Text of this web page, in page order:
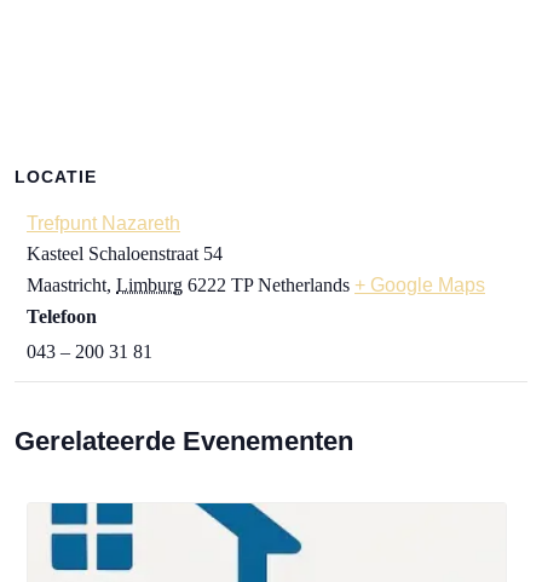
LOCATIE
Trefpunt Nazareth
Kasteel Schaloenstraat 54
Maastricht, Limburg 6222 TP Netherlands + Google Maps
Telefoon
043 – 200 31 81
Gerelateerde Evenementen